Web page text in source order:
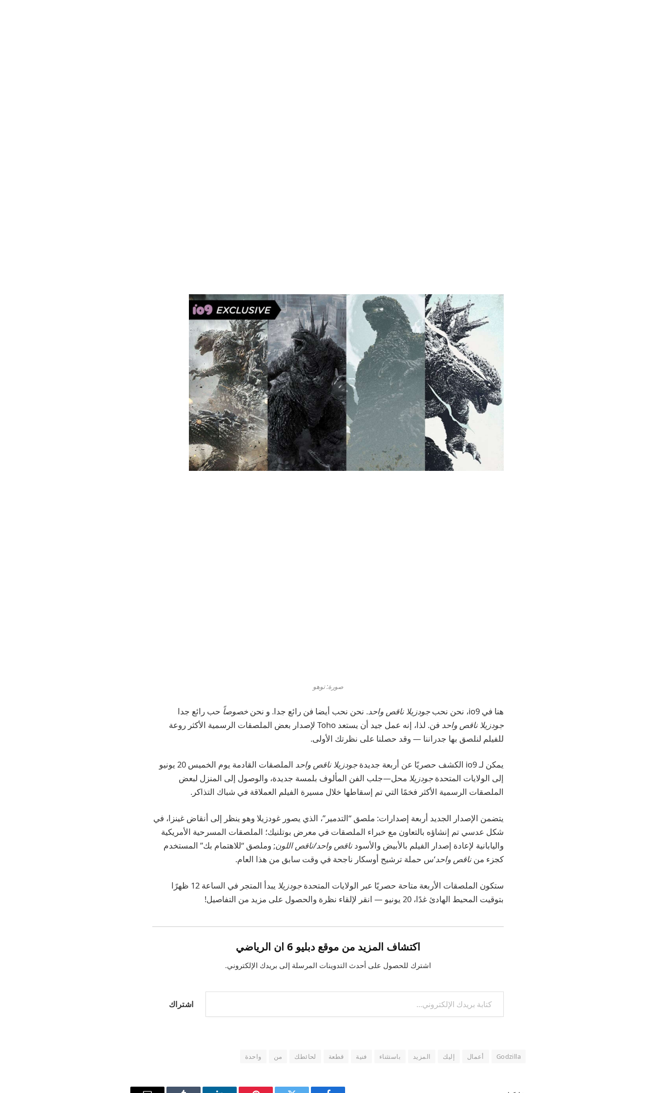
صورة: توهو
هنا في io9، نحن نحب جودزيلا ناقص واحد. نحن نحب أيضا فن رائع جدا. و نحنخصوصاً حب رائع جدا
جودزيلا ناقص واحد فن
. لذا، إنه عمل جيد أن يستعد Toho لإصدار بعض الملصقات الرسمية الأكثر روعة
للفيلم لنلصق بها جدراننا — وقد حصلنا على نظرتك الأولى.
يمكن لـ io9 الكشف حصريًا عن أربعة جديدة جودزيلا ناقص واحد
الملصقات القادمة يوم الخميس 20 يونيو
إلى الولايات المتحدةجودزيلا محل—جلب الفن المألوف بلمسة جديدة، والوصول إلى المنزل لبعض
الملصقات الرسمية الأكثر فخمًا التي تم إسقاطها خلال مسيرة الفيلم العملاقة في شباك التذاكر.
يتضمن الإصدار الجديد أربعة إصدارات: ملصق “التدمير”، الذي يصور غودزيلا وهو ينظر إلى أنقاض غينزا، في
شكل عدسي تم إنشاؤه بالتعاون مع خبراء الملصقات في معرض بوتلنيك؛ الملصقات المسرحية الأمريكية
واليابانية لإعادة إصدار الفيلم بالأبيض والأسود ناقص واحد/ناقص اللون; وملصق “للاهتمام بك” المستخدم
كجزء من ناقص واحد‘س حملة ترشيح أوسكار ناجحة في وقت سابق من هذا العام.
ستكون الملصقات الأربعة متاحة حصريًا عبر الولايات المتحدةجودزيلا
يبدأ المتجر في الساعة 12 ظهرًا
بتوقيت المحيط الهادئ غدًا، 20 يونيو — انقر لإلقاء نظرة والحصول على مزيد من التفاصيل!
اكتشاف المزيد من موقع دبليو 6 ان الرياضي
اشترك للحصول على أحدث التدوينات المرسلة إلى بريدك الإلكتروني.
كتابة بريدك الإلكتروني...
اشتراك
Godzilla أعمال إليك المزيد باستثناء فنية قطعة لحائطك من واحدة